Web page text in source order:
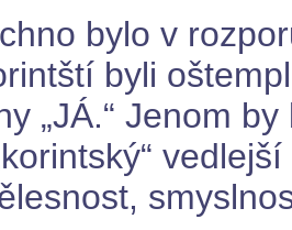
bylo v
byli
„JÁ.“ Jenom